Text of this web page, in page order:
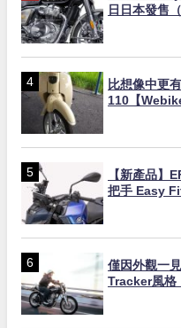
日日本發售
比想像中更
110【
【新產品】
把手 Easy
僅因外觀一
Tracker風格